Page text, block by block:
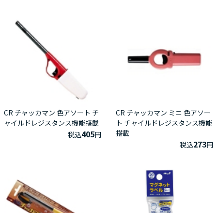
CR チャッカマン 色アソート チ
ャイルドレジスタンス機能搭載
税込405円
CR チャッカマン ミニ 色アソー
ト チャイルドレジスタンス機能
搭載
税込273円